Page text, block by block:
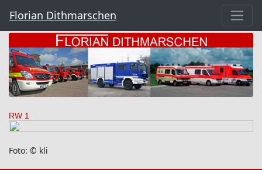
Florian Dithmarschen
RW 1
Foto: © kli